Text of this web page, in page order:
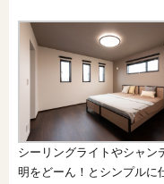
オ
シーリングライトやシャン
明をどーん！とシンプルに